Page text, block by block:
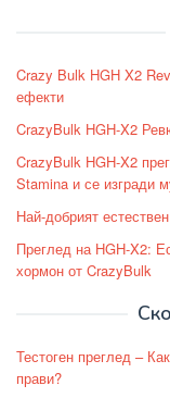
Crazy Bulk HGH X2
ефекти
CrazyBulk HGH-X2
CrazyBulk HGH-X2
Stamina и се изгради
Най-добрият
Преглед на HGH-X2:
хормон от CrazyBulk
Тестоген преглед –
прави?